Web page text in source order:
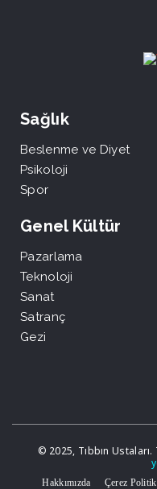
Sağlık
Beslenme ve Diyet
Psikoloji
Spor
Genel Kültür
Pazarlama
Teknoloji
Sanat
Satranç
Gezi
© 2025, Tıbbın
Hakkımızda Çerez